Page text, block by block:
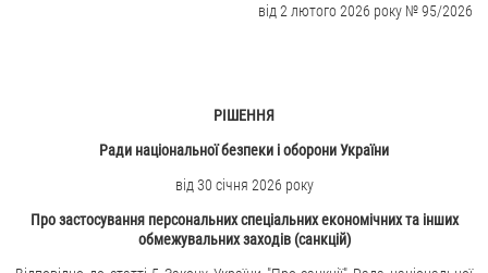
від 2 лютого 2026 року № 95/2026
РІШЕННЯ
Ради національної безпеки і оборони України
від 30 січня 2026 року
Про застосування персональних спеціальних економічних та інших
обмежувальних заходів (санкцій)